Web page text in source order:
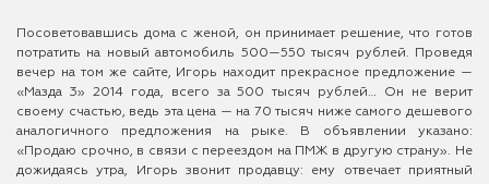
Посоветовавшись дома с женой, он принимает решение, что готов
потратить на новый автомобиль 500—550 тысяч рублей. Проведя
вечер на том же сайте, Игорь находит прекрасное предложение —
«Мазда 3» 2014 года, всего за 500 тысяч рублей… Он не верит
своему счастью, ведь эта цена — на 70 тысяч ниже самого дешевого
аналогичного предложения на рыке. В объявлении указано:
«Продаю срочно, в связи с переездом на ПМЖ в другую страну». Не
дожидаясь утра, Игорь звонит продавцу: ему отвечает приятный